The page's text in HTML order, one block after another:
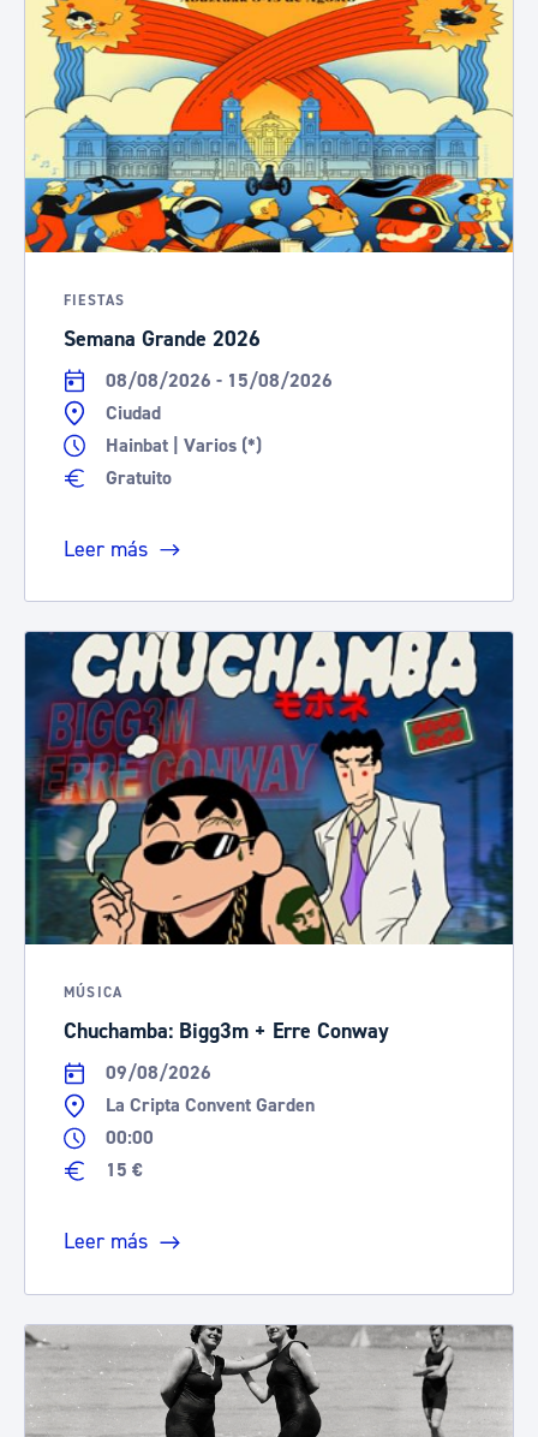
FIESTAS
Semana Grande 2026
08/08/2026 - 15/08/2026
Ciudad
Hainbat | Varios (*)
Gratuito
Leer más
MÚSICA
Chuchamba: Bigg3m + Erre Conway
09/08/2026
La Cripta Convent Garden
00:00
15 €
Leer más